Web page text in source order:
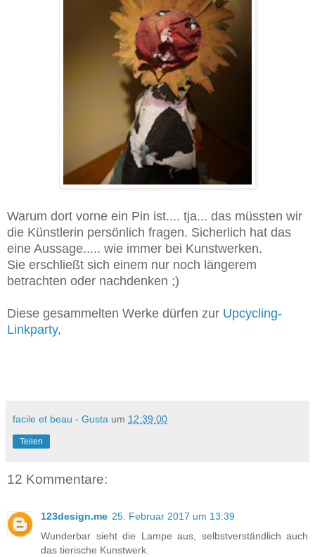
Warum dort vorne ein Pin ist.... tja... das müssten wir
die Künstlerin persönlich fragen. Sicherlich hat das
eine Aussage..... wie immer bei Kunstwerken.
Sie erschließt sich einem nur noch längerem
betrachten oder nachdenken ;)
Diese gesammelten Werke dürfen zur Upcycling-
Linkparty,
facile et beau - Gusta um 12:39:00
Teilen
12 Kommentare:
123design.me 25. Februar 2017 um 13:39
Wunderbar sieht die Lampe aus, selbstverständlich auch
das tierische Kunstwerk.